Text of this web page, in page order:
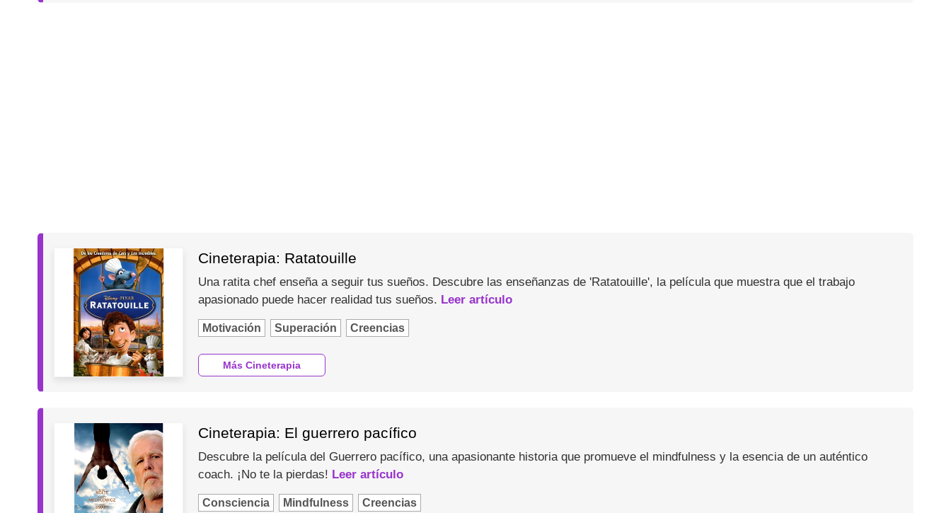
Cineterapia: Ratatouille
Una ratita chef enseña a seguir tus sueños. Descubre las enseñanzas de 'Ratatouille', la película que muestra que el trabajo
apasionado puede hacer realidad tus sueños. Leer artículo
Motivación Superación Creencias
Más Cineterapia
Cineterapia: El guerrero pacífico
Descubre la película del Guerrero pacífico, una apasionante historia que promueve el mindfulness y la esencia de un auténtico
coach. ¡No te la pierdas! Leer artículo
Consciencia Mindfulness Creencias